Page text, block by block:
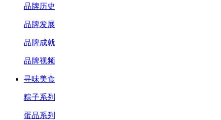
品牌历史
品牌发展
品牌成就
品牌视频
寻味美食
粽子系列
蛋品系列